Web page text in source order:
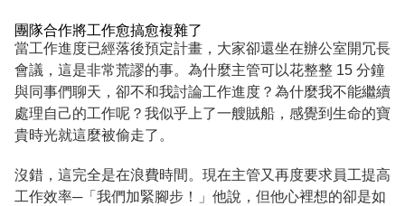
團隊合作將工作愈搞愈複雜了
當工作進度已經落後預定計畫，大家卻還坐在辦公室開冗長
會議，這是非常荒謬的事。為什麼主管可以花整整 15 分鐘
與同事們聊天，卻不和我討論工作進度？為什麼我不能繼續
處理自己的工作呢？我似乎上了一艘賊船，感覺到生命的寶
貴時光就這麼被偷走了。
沒錯，這完全是在浪費時間。現在主管又再度要求員工提高
工作效率─「我們加緊腳步！」他說，但他心裡想的卻是如